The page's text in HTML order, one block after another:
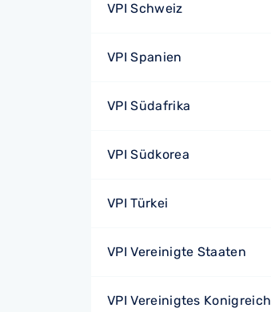
VPI Schweiz
VPI Spanien
VPI Südafrika
VPI Südkorea
VPI Türkei
VPI Vereinigte Staaten
VPI Vereinigtes Konigreich